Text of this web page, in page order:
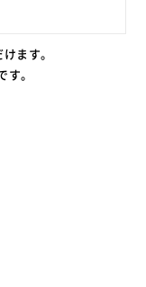
ます。
。